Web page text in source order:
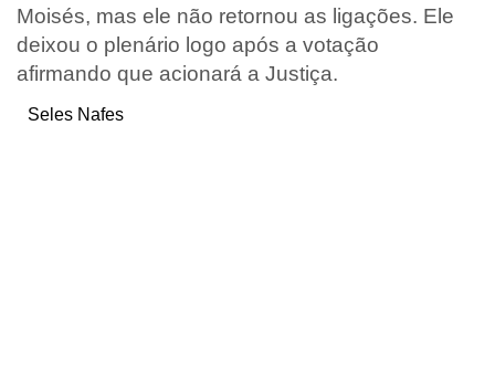
Moisés, mas ele não retornou as ligações. Ele
deixou o plenário logo após a votação
afirmando que acionará a Justiça.
Seles Nafes